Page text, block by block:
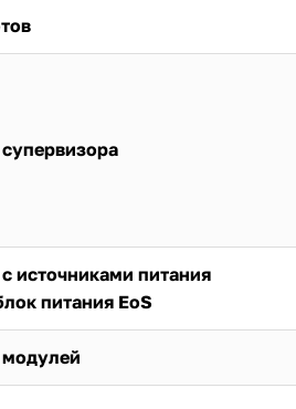
источниками питания
питания EoS